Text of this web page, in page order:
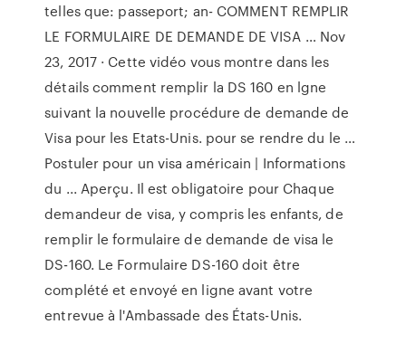
telles que: passeport; an- COMMENT REMPLIR
LE FORMULAIRE DE DEMANDE DE VISA … Nov
23, 2017 · Cette vidéo vous montre dans les
détails comment remplir la DS 160 en lgne
suivant la nouvelle procédure de demande de
Visa pour les Etats-Unis. pour se rendre du le …
Postuler pour un visa américain | Informations
du ... Aperçu. Il est obligatoire pour Chaque
demandeur de visa, y compris les enfants, de
remplir le formulaire de demande de visa le
DS-160. Le Formulaire DS-160 doit être
complété et envoyé en ligne avant votre
entrevue à l'Ambassade des États-Unis.